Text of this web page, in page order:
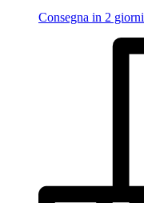
Consegna in 2 giorni